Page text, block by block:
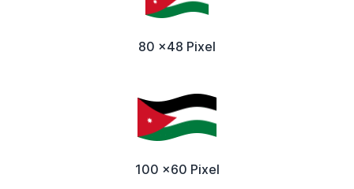
80 x48 Pixel
100 x60 Pixel